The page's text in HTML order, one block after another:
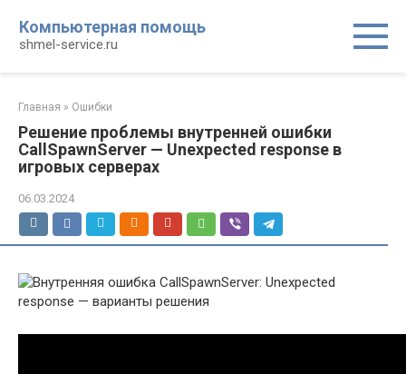
контенту
Компьютерная помощь
shmel-service.ru
Главная » Ошибки
Решение проблемы внутренней ошибки
CallSpawnServer — Unexpected response в
игровых серверах
06.03.2024